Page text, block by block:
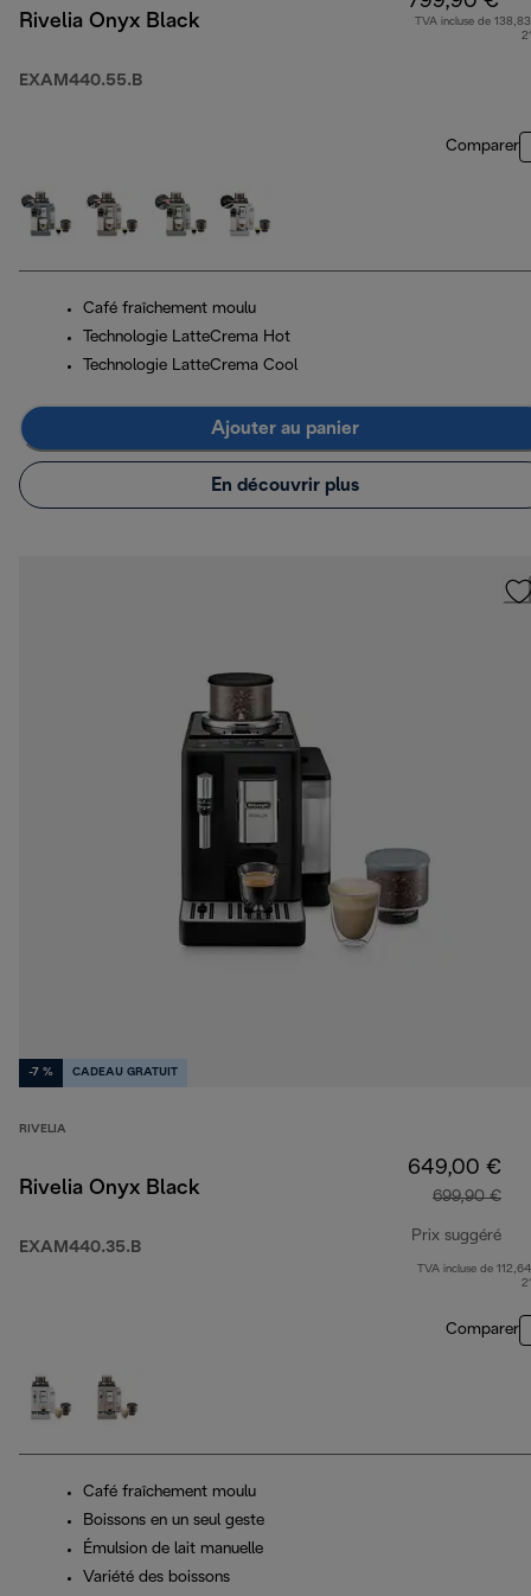
Rivelia Onyx Black
EXAM440.55.B
TVA incluse de
Comparer
Café fraîchement moulu
Technologie LatteCrema Hot
Technologie LatteCrema Cool
Ajouter au panier
En découvrir plus
-7 % CADEAU GRATUIT
RIVELIA
Rivelia Onyx Black
EXAM440.35.B
649,00 €
699,90 €
Prix suggéré
TVA incluse de
Comparer
Café fraîchement moulu
Boissons en un seul geste
Émulsion de lait manuelle
Variété des boissons